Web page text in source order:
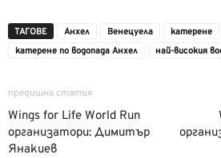
ТАГОВЕ Анхел Венецуела
катерене
катерене по водопада Анхел
най-високия
предишна статия
Wings for Life World Run
организатори: Димитър
Янакиев